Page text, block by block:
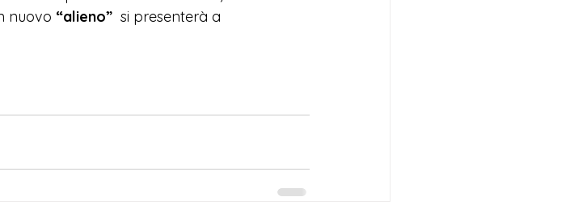
nuovo “alieno”
  si presenterà a